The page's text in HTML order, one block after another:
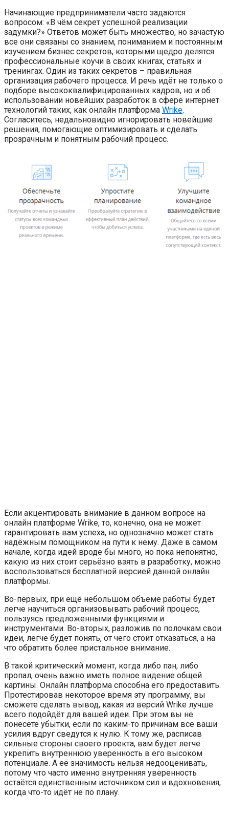
Начинающие предприниматели часто задаются
вопросом: «В чём секрет успешной реализации
задумки?» Ответов может быть множество, но зачастую
все они связаны со знанием, пониманием и постоянным
изучением бизнес секретов, которыми щедро делятся
профессиональные коучи в своих книгах, статьях и
тренингах. Один из таких секретов – правильная
организация рабочего процесса. И речь идёт не только о
подборе высококвалифицированных кадров, но и об
использовании новейших разработок в сфере интернет
технологий таких, как онлайн платформа Wrike.
Согласитесь, недальновидно игнорировать новейшие
решения, помогающие оптимизировать и сделать
прозрачным и понятным рабочий процесс.
Если акцентировать внимание в данном вопросе на
онлайн платформе Wrike, то, конечно, она не может
гарантировать вам успеха, но однозначно может стать
надёжным помощником на пути к нему. Даже в самом
начале, когда идей вроде бы много, но пока непонятно,
какую из них стоит серьёзно взять в разработку, можно
воспользоваться бесплатной версией данной онлайн
платформы.
Во-первых, при ещё небольшом объеме работы будет
легче научиться организовывать рабочий процесс,
пользуясь предложенными функциями и
инструментами. Во-вторых, разложив по полочкам свои
идеи, легче будет понять, от чего стоит отказаться, а на
что обратить более пристальное внимание.
В такой критический момент, когда либо пан, либо
пропал, очень важно иметь полное видение общей
картины. Онлайн платформа способна его предоставить.
Протестировав некоторое время эту программу, вы
сможете сделать вывод, какая из версий Wrike лучше
всего подойдёт для вашей идеи. При этом вы не
понесёте убытки, если по каким-то причинам все ваши
усилия вдруг сведутся к нулю. К тому же, расписав
сильные стороны своего проекта, вам будет легче
укрепить внутреннюю уверенность в его высоком
потенциале. А её значимость нельзя недооценивать,
потому что часто именно внутренняя уверенность
остаётся единственным источником сил и вдохновения,
когда что-то идёт не по плану.